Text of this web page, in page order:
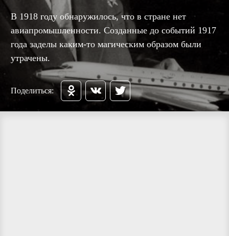
В 1918 году обнаружилось, что в стране нет
авиапромышленности. Созданные до событий 1917
года заделы каким-то магическим образом были
утрачены.
Поделиться: